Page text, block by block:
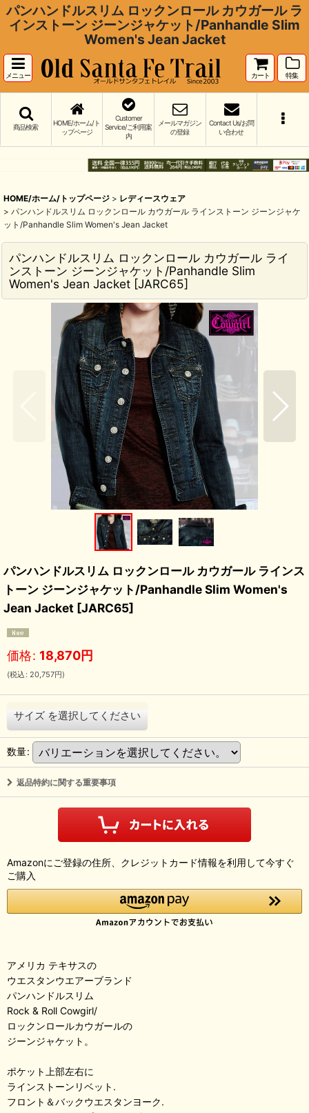
パンハンドルスリム ロックンロール カウガール ラ
インストーン ジーンジャケット/Panhandle Slim
Women's Jean Jacket
メニュー カート 特集
商品検索
HOME/ホーム/ト
ップページ
Customer
Service/ご利用案
内
メールマガジン
の登録
Contact Us/お問
い合わせ
HOME/ホーム/トップページ > レディースウェア
> パンハンドルスリム ロックンロール カウガール ラインストーン ジーンジャケ
ット/Panhandle Slim Women's Jean Jacket
パンハンドルスリム ロックンロール カウガール ライ
ンストーン ジーンジャケット/Panhandle Slim
Women's Jean Jacket [JARC65]
パンハンドルスリム ロックンロール カウガール ラインス
トーン ジーンジャケット/Panhandle Slim Women's
Jean Jacket [JARC65]
価格: 18,870円
(税込 : 20,757円)
サイズ を選択してください
数量:
返品特約に関する重要事項
Amazonにご登録の住所、クレジットカード情報を利用して今すぐ
ご購入
アメリカ テキサスの
ウエスタンウエアーブランド
パンハンドルスリム
Rock & Roll Cowgirl/
ロックンロールカウガールの
ジーンジャケット。
ポケット上部左右に
ラインストーンリベット.
フロント＆バックウエスタンヨーク.